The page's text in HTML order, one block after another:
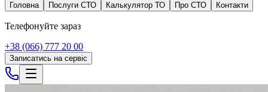
Головна Послуги СТО Калькулятор ТО Про СТО Контакти
Телефонуйте зараз
+38 (066) 777 20 00
Записатись на сервіс